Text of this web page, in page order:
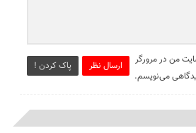
ارسال نظر پاک کردن !
من در مرورگر
می‌نویسم.